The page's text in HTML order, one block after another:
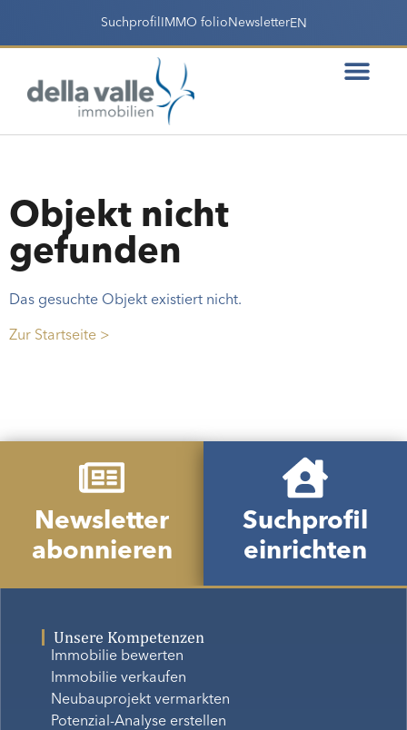
Suchprofil IMMO folio NewsletterEN
Objekt nicht
gefunden
Das gesuchte Objekt existiert nicht.
Zur Startseite >
Newsletter
abonnieren
Suchprofil
einrichten
Unsere Kompetenzen
Immobilie bewerten
Immobilie verkaufen
Neubauprojekt vermarkten
Potenzial-Analyse erstellen